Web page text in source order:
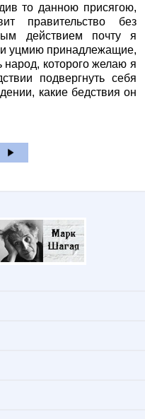
то данною присягою,
правительство без
действием почту я
уцмию принадлежащие,
народ, которого желаю я
подвергнуть себя
какие бедствия он